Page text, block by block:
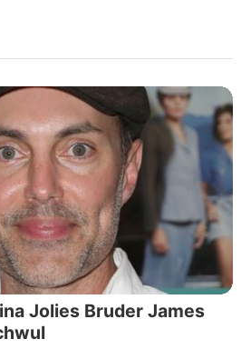
Jolies Bruder James